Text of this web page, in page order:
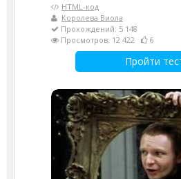
HTML-код
Королева Виола
Прохождений: 5 148
Просмотров: 12 422
6
Пройти